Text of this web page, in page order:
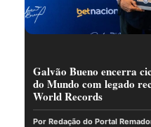
Galvão Bueno encerra
do Mundo com legado
World Records
Por Redação do Portal